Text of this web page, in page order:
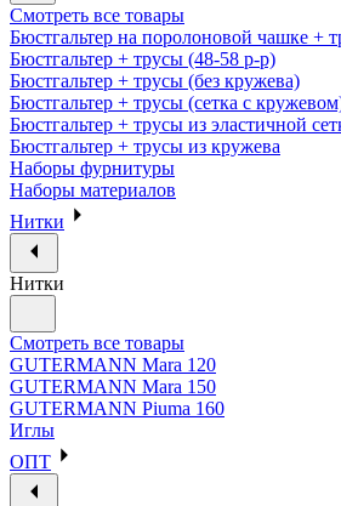
Смотреть все товары
Бюстгальтер на поролоновой чашке +
Бюстгальтер + трусы (48-58 р-р)
Бюстгальтер + трусы (без кружева)
Бюстгальтер + трусы (сетка с
Бюстгальтер + трусы из эластичной
Бюстгальтер + трусы из кружева
Наборы фурнитуры
Наборы материалов
Нитки
Нитки
Смотреть все товары
GUTERMANN Mara 120
GUTERMANN Mara 150
GUTERMANN Piuma 160
Иглы
ОПТ